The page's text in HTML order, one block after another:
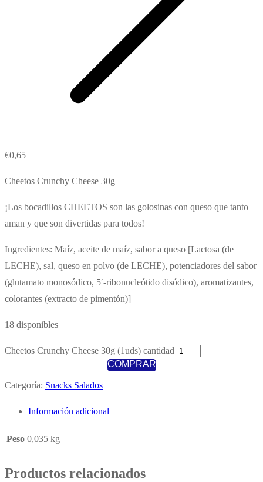
€0,65
Cheetos Crunchy Cheese 30g
¡Los bocadillos CHEETOS son las golosinas con queso que tanto
aman y que son divertidas para todos!
Ingredientes: Maíz, aceite de maíz, sabor a queso [Lactosa (de
LECHE), sal, queso en polvo (de LECHE), potenciadores del sabor
(glutamato monosódico, 5′-ribonucleótido disódico), aromatizantes,
colorantes (extracto de pimentón)]
18 disponibles
Cheetos Crunchy Cheese 30g (1uds) cantidad
COMPRAR
Categoría: Snacks Salados
Información adicional
Peso 0,035 kg
Productos relacionados